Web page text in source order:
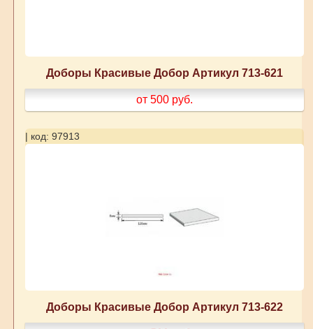
Доборы Красивые Добор Артикул 713-621
от 500 руб.
| код: 97913
Доборы Красивые Добор Артикул 713-622